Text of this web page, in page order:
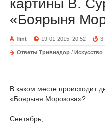
картины В.
«Боярыня
flint 19-01-2015, 20:52 3
Ответы Тривиадор / Искусство
В каком месте происходит
«Боярыня Морозова»?
Сентябрь,